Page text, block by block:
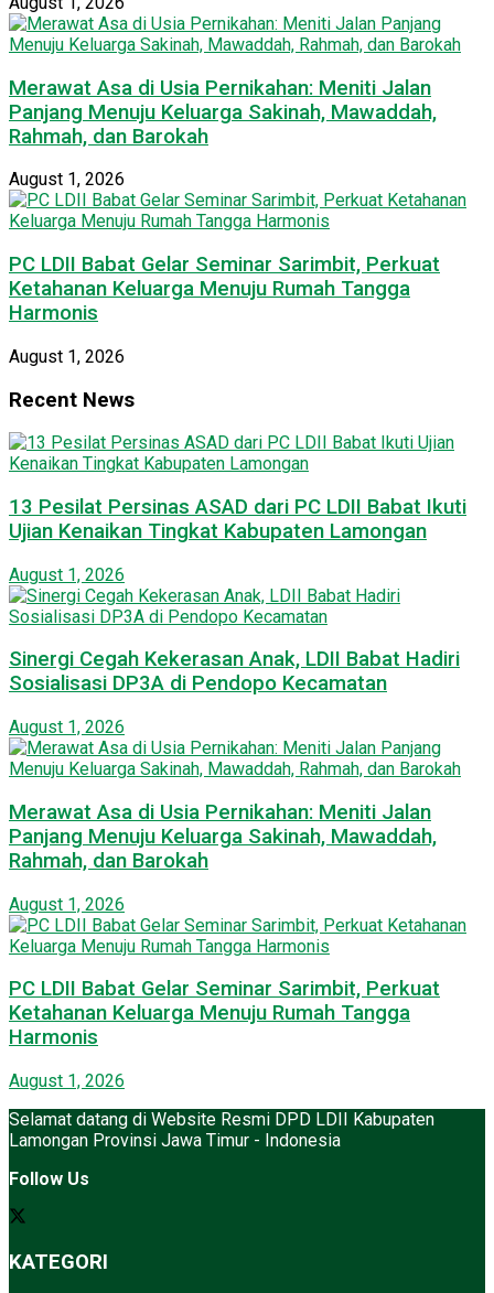
Merawat Asa di Usia Pernikahan: Meniti Jalan
Panjang Menuju Keluarga Sakinah, Mawaddah,
Rahmah, dan Barokah
August 1, 2026
PC LDII Babat Gelar Seminar Sarimbit, Perkuat
Ketahanan Keluarga Menuju Rumah Tangga
Harmonis
August 1, 2026
Recent News
13 Pesilat Persinas ASAD dari PC LDII Babat Ikuti
Ujian Kenaikan Tingkat Kabupaten Lamongan
August 1, 2026
Sinergi Cegah Kekerasan Anak, LDII Babat Hadiri
Sosialisasi DP3A di Pendopo Kecamatan
August 1, 2026
Merawat Asa di Usia Pernikahan: Meniti Jalan
Panjang Menuju Keluarga Sakinah, Mawaddah,
Rahmah, dan Barokah
August 1, 2026
PC LDII Babat Gelar Seminar Sarimbit, Perkuat
Ketahanan Keluarga Menuju Rumah Tangga
Harmonis
August 1, 2026
Selamat datang di Website Resmi DPD LDII Kabupaten
Lamongan Provinsi Jawa Timur - Indonesia
Follow Us
KATEGORI